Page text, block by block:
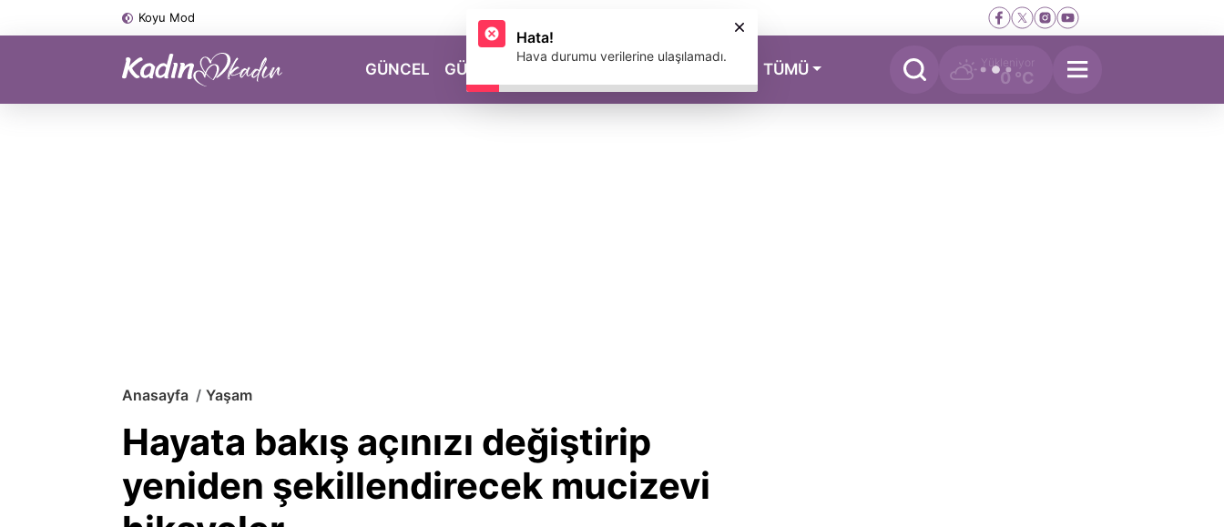
Koyu Mod
GÜNCEL GÜZELLİK MAGAZİN TÜMÜ Yükleniyor
0 °C
Anasayfa Yaşam
Hayata bakış açınızı değiştirip
yeniden şekillendirecek mucizevi